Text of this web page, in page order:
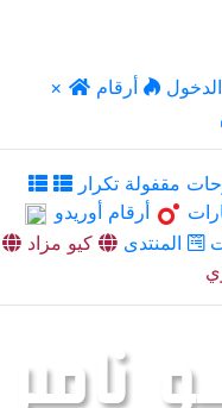
×
أرقام
مقفولة تكرار
أرقام أوريدو
المنتدى
كيو مزاد